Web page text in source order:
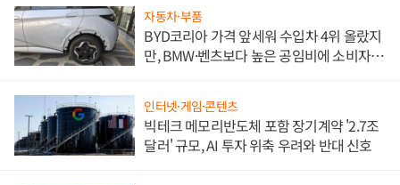
자동차·부품
BYD코리아 가격 앞세워 수입차 4위 올랐지
만, BMW·벤츠보다 높은 공임비에 소비자
인터넷·게임·콘텐츠
빅테크 메모리반도체 포함 장기계약 '2.7조
달러' 규모, AI 투자 위축 우려와 반대 신호